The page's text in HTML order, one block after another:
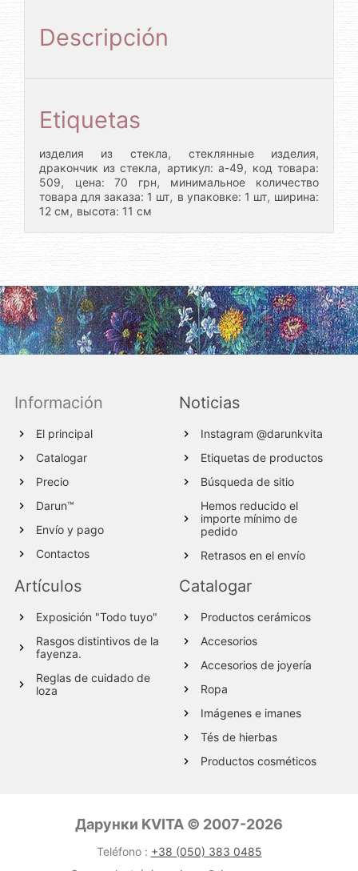
Descripción
Etiquetas
изделия из стекла, стеклянные изделия,
дракончик из стекла, артикул: а-49, код товара:
509, цена: 70 грн,
минимальное количество
товара для заказа: 1 шт, в упаковке: 1 шт, ширина:
12 см, высота: 11 см
Información
El principal
Catalogar
Precio
Darun™
Envío y pago
Contactos
Noticias
Instagram @darunkvita
Etiquetas de productos
Búsqueda de sitio
Hemos reducido el
importe mínimo de
pedido
Retrasos en el envío
Artículos
Exposición "Todo tuyo"
Rasgos distintivos de la
fayenza.
Reglas de cuidado de
loza
Catalogar
Productos cerámicos
Accesorios
Accesorios de joyería
Ropa
Imágenes e imanes
Tés de hierbas
Productos cosméticos
Productos de lana
Productos de vidrio
Дарунки KVITA © 2007-2026
Teléfono : +38 (050) 383 0485